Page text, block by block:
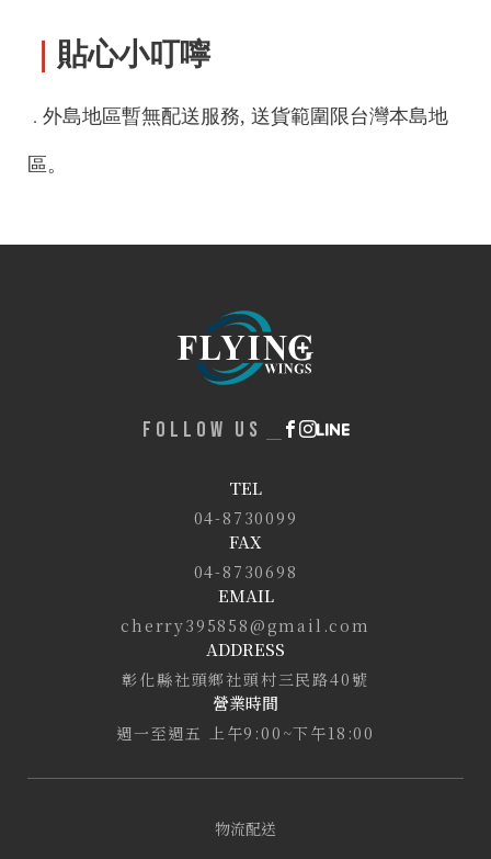
貼心小叮嚀
． 外島地區暫無配送服務, 送貨範圍限台灣本島地
區。
TEL
04-8730099
FAX
04-8730698
EMAIL
cherry395858@gmail.com
ADDRESS
彰化縣社頭鄉社頭村三民路40號
營業時間
週一至週五 上午9:00~下午18:00
物流配送
FOLLOW US